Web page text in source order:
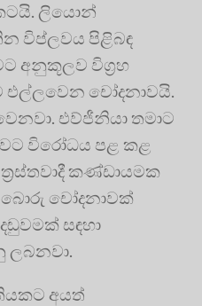
ලියොන්
විප්ලවය පිළිබඳ
අනුකූලව විග්‍රහ
එල්ලවෙන චෝදනාවයි.
එව්ජීනියා තමාට
විරෝධය පළ කළ
කණ්ඩායමක
බොරු චෝදනාවක්
සඳහා
ලබනවා.
අයත්